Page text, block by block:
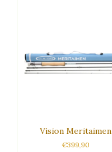
auf.
Die
Produktseite
Vision Meritaimen
€399,90